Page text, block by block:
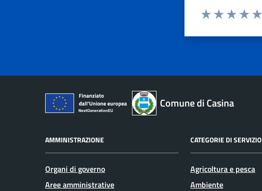
Comune di Casina
AMMINISTRAZIONE
Organi di governo
Aree amministrative
CATEGORIE DI SERVIZIO
Agricoltura e pesca
Ambiente